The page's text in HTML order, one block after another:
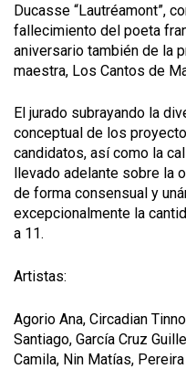
Ducasse “Lautréamont”,
fallecimiento del poeta
aniversario también de la
maestra, Los Cantos de
El jurado subrayando la
conceptual de los
candidatos, así como la
llevado adelante sobre la
de forma consensual y
excepcionalmente la
a 11.
Artistas:
Agorio Ana, Circadian
Santiago, García Cruz
Camila, Nin Matías,